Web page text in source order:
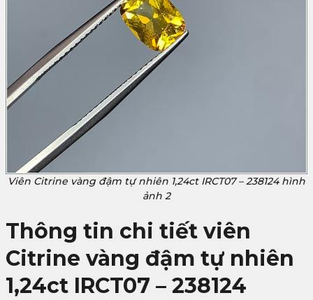
Viên Citrine vàng đậm tự nhiên 1,24ct IRCT07 – 238124 hình
ảnh 2
Thông tin chi tiết viên
Citrine vàng đậm tự nhiên
1,24ct IRCT07 – 238124